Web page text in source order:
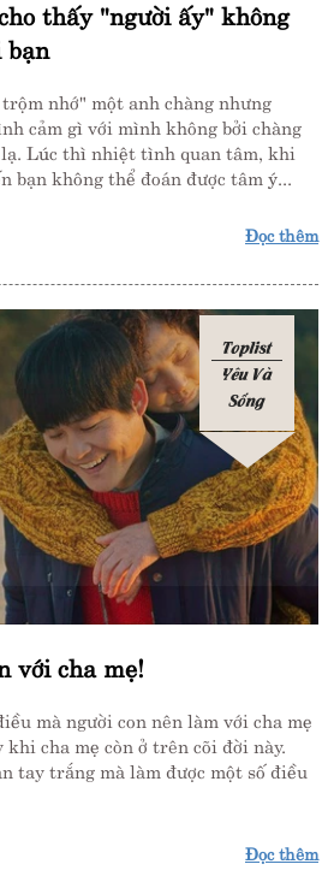
thấy "người ấy" không
bạn
nhớ" một anh chàng nhưng
cảm gì với mình không bởi chàng
Lúc thì nhiệt tình quan tâm, khi
bạn không thể đoán được tâm ý...
Đọc thêm
Toplist
Yêu Và
Sống
với cha mẹ!
mà người con nên làm với cha mẹ
khi cha mẹ còn ở trên cõi đời này.
tay trắng mà làm được một số điều
Đọc thêm